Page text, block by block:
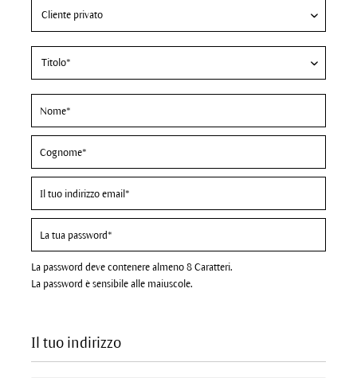
La password deve contenere almeno 8 Caratteri.
La password è sensibile alle maiuscole.
Il tuo indirizzo